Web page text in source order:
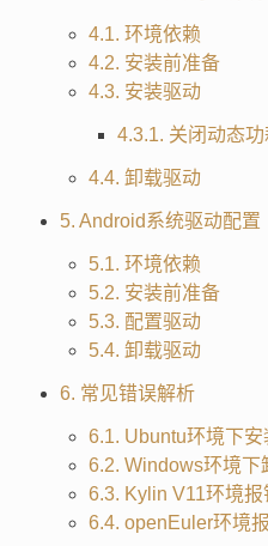
4.1. 环境依赖
4.2. 安装前准备
4.3. 安装驱动
4.3.1. 关闭动态
4.4. 卸载驱动
5. Android系统驱动配置
5.1. 环境依赖
5.2. 安装前准备
5.3. 配置驱动
5.4. 卸载驱动
6. 常见错误解析
6.1. Ubuntu环境下
6.2. Windows环境下
6.3. Kylin V11环境报
6.4. openEuler环境